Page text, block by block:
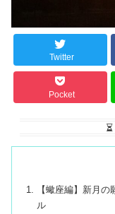
Twitter
Pocket
【蠍座編】新月
ル